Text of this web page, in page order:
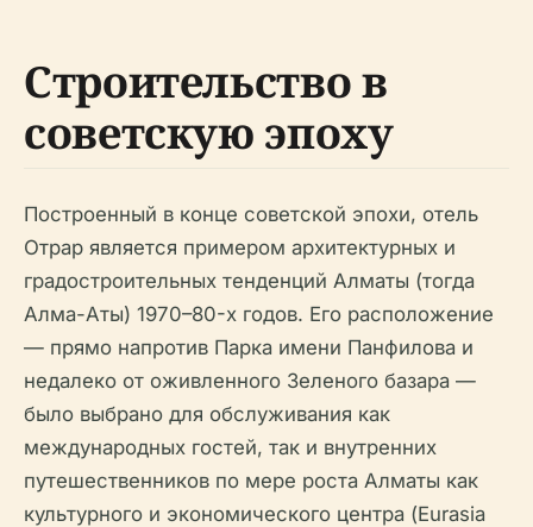
Строительство в
советскую эпоху
Построенный в конце советской эпохи, отель
Отрар является примером архитектурных и
градостроительных тенденций Алматы (тогда
Алма-Аты) 1970–80-х годов. Его расположение
— прямо напротив Парка имени Панфилова и
недалеко от оживленного Зеленого базара —
было выбрано для обслуживания как
международных гостей, так и внутренних
путешественников по мере роста Алматы как
культурного и экономического центра (Eurasia